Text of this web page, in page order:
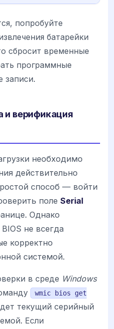
попробуйте
батарейки
сбросит временные
программные
записи.
и верификация
необходимо
действительно
способ — войти
поле Serial
Однако
не всегда
корректно
системой.
в среде Windows
wmic bios get
текущий серийный
Если